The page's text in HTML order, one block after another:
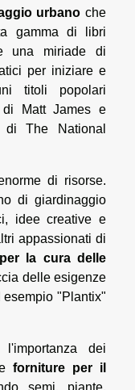
urbano che
gamma di libri
una miriade di
per iniziare e
titoli popolari
di Matt James e
di The National
di risorse.
di giardinaggio
idee creative e
appassionati di
la cura delle
delle esigenze
"Plantix"
dei
forniture per il
semi, piante,